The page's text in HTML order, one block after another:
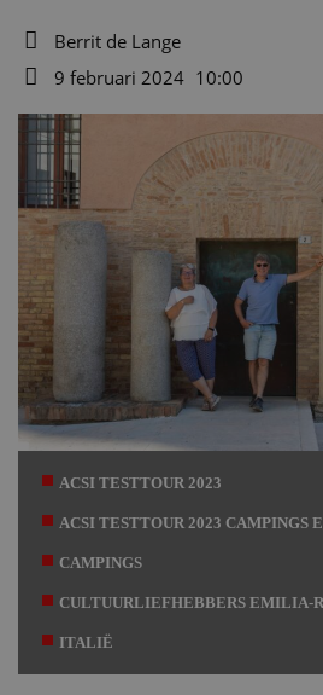
Auteur
Berrit de Lange
9 februari 2024 10:00
ACSI TESTTOUR 2023
ACSI TESTTOUR 2023 CAMPINGS
CAMPINGS
CULTUURLIEFHEBBERS EMILIA-
ITALIË